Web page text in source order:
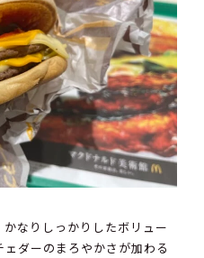
なりしっかりしたボリュー
ダーのまろやかさが加わる